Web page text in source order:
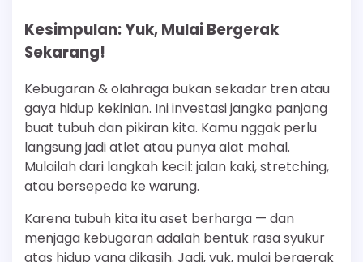
Kesimpulan: Yuk, Mulai Bergerak
Sekarang!
Kebugaran & olahraga bukan sekadar tren atau
gaya hidup kekinian. Ini investasi jangka panjang
buat tubuh dan pikiran kita. Kamu nggak perlu
langsung jadi atlet atau punya alat mahal.
Mulailah dari langkah kecil: jalan kaki, stretching,
atau bersepeda ke warung.
Karena tubuh kita itu aset berharga — dan
menjaga kebugaran adalah bentuk rasa syukur
atas hidup yang dikasih. Jadi, yuk, mulai bergerak